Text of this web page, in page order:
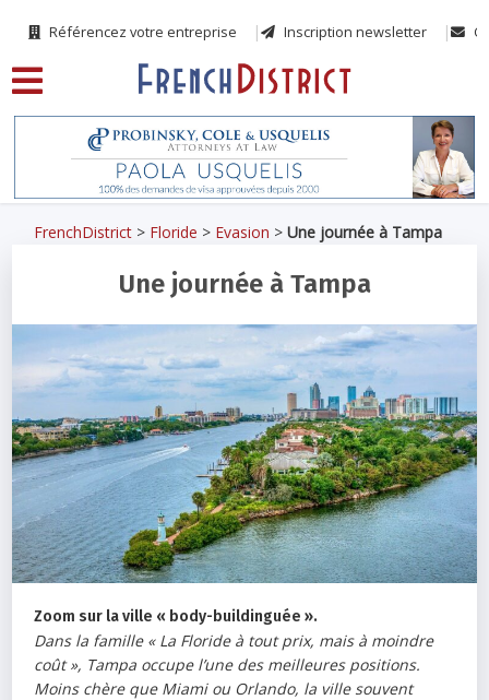
Référencez votre entreprise Inscription newsletter
FrenchDistrict > Floride > Evasion >Une journée à Tampa
Une journée à Tampa
Zoom sur la ville « body-buildinguée ».
Dans la famille « La Floride à tout prix, mais à moindre
coût », Tampa occupe l’une des meilleures positions.
Moins chère que Miami ou Orlando, la ville souvent